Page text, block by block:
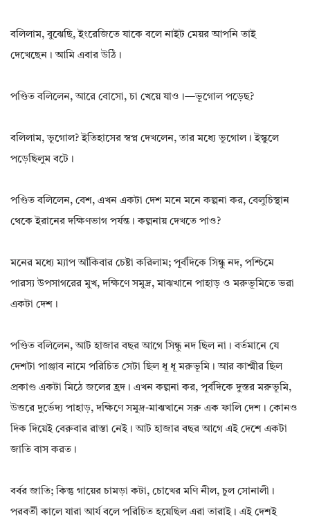
বলিলাম, বুঝেছি, ইংরেজিতে যাকে বলে নাইট মেয়র আপনি তাই
দেখেছেন। আমি এবার উঠি।
পণ্ডিত বলিলেন, আরে বোসো, চা খেয়ে যাও।—ভূগোল পড়েছ?
বলিলাম, ভূগোল? ইতিহাসের স্বপ্ন দেখলেন, তার মধ্যে ভূগোল। ইস্কুলে
পড়েছিলুম বটে।
পণ্ডিত বলিলেন, বেশ, এখন একটা দেশ মনে মনে কল্পনা কর, বেলুচিস্থান
থেকে ইরানের দক্ষিণভাগ পর্যন্ত। কল্পনায় দেখতে পাও?
মনের মধ্যে ম্যাপ আঁকিবার চেষ্টা করিলাম; পূর্বদিকে সিন্ধু নদ, পশ্চিমে
পারস্য উপসাগরের মুখ, দক্ষিণে সমুদ্র, মাঝখানে পাহাড় ও মরুভূমিতে ভরা
একটা দেশ।
পণ্ডিত বলিলেন, আট হাজার বছর আগে সিন্ধু নদ ছিল না। বর্তমানে যে
দেশটা পাঞ্জাব নামে পরিচিত সেটা ছিল ধূ ধূ মরুভূমি। আর কাশ্মীর ছিল
প্রকাণ্ড একটা মিঠে জলের হ্রদ। এখন কল্পনা কর, পূর্বদিকে দুস্তর মরুভূমি,
উত্তরে দুর্ভেদ্য পাহাড়, দক্ষিণে সমুদ্র-মাঝখানে সরু এক ফালি দেশ। কোনও
দিক দিয়েই বেরুবার রাস্তা নেই। আট হাজার বছর আগে এই দেশে একটা
জাতি বাস করত।
বর্বর জাতি; কিন্তু গায়ের চামড়া কটা, চোখের মণি নীল, চুল সোনালী।
পরবর্তী কালে যারা আর্য বলে পরিচিত হয়েছিল এরা তারাই। এই দেশই